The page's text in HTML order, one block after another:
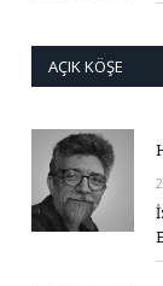
AÇIK KÖŞE